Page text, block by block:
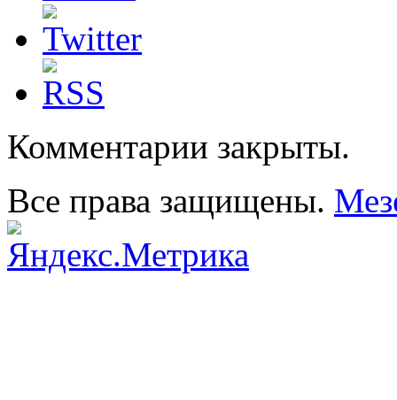
Комментарии закрыты.
Все права защищены.